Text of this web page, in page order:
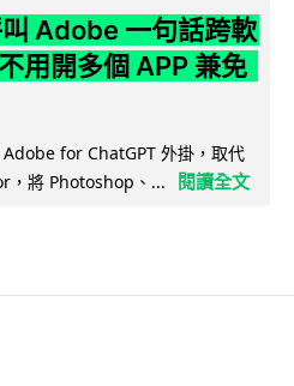
Adobe 一句話跨軟
用開多個 APP 兼免
for ChatGPT 外掛，取代
，將 Photoshop、...
閱讀全文